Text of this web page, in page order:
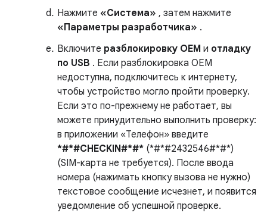
Нажмите «Система» , затем нажмите
«Параметры разработчика» .
Включите разблокировку OEM и отладку
по USB . Если разблокировка OEM
недоступна, подключитесь к интернету,
чтобы устройство могло пройти проверку.
Если это по-прежнему не работает, вы
можете принудительно выполнить проверку:
в приложении «Телефон» введите
*#*#CHECKIN#*#* (*#*#2432546#*#*)
(SIM-карта не требуется). После ввода
номера (нажимать кнопку вызова не нужно)
текстовое сообщение исчезнет, ​​и появится
уведомление об успешной проверке.